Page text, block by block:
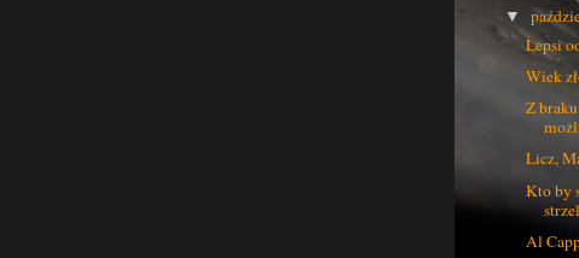
▼
Lepsi
Wiek
Z
Licz,
Kto by
Al